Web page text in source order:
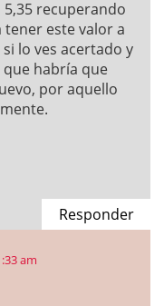
5,35 recuperando
tener este valor a
lo ves acertado y
habría que
por aquello
Responder
am